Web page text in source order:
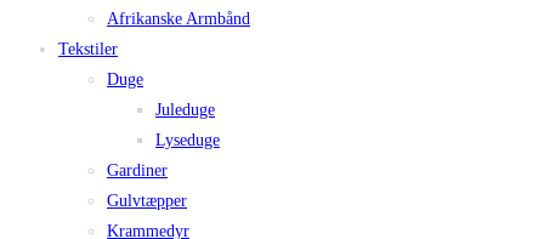
Afrikanske Armbånd
Tekstiler
Duge
Juleduge
Lyseduge
Gardiner
Gulvtæpper
Krammedyr